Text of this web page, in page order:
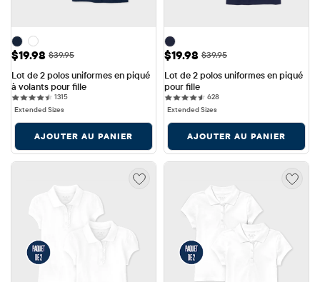
Prix ​​de vente: $19.98
$19.98 Prix ​​d'origine: $39.95
$39.95
Lot de 2 polos uniformes en piqué
à volants pour fille
13151315 reviews
Extended Sizes
AJOUTER AU PANIER
Prix ​​de vente: $19.98
$19.98 Prix ​​d'origine: $39.95
$39.95
Lot de 2 polos uniformes en piqué
pour fille
628628 reviews
Extended Sizes
AJOUTER AU PANIER